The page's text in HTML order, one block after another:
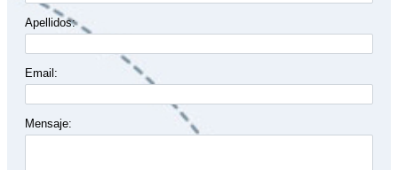
Apellidos:
Email:
Mensaje: